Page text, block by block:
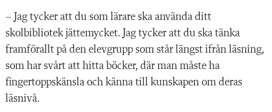
– Jag tycker att du som lärare ska använda ditt
skolbibliotek jättemycket. Jag tycker att du ska tänka
framförallt på den elevgrupp som står längst ifrån läsning,
som har svårt att hitta böcker, där man måste ha
fingertoppskänsla och känna till kunskapen om deras
läsnivå.